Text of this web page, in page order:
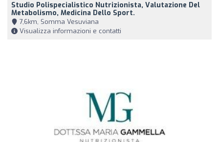
Studio Polispecialistico Nutrizionista, Valutazione Del
Metabolismo, Medicina Dello Sport.
7,6km, Somma Vesuviana
Visualizza informazioni e contatti